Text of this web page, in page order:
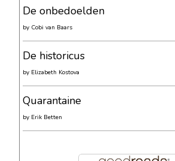
De onbedoelden
by Cobi van Baars
De historicus
by Elizabeth Kostova
Quarantaine
by Erik Betten